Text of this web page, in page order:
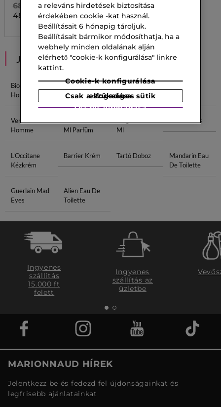
68 900,00 Ft
48 230,00 Ft
JAVASOLT NEKED
Biotherm
Homme
L'Homme
Idéal
Issey Miyake
Pour Homme
Versace Eros
Homme
Ml Parfüm
Ml
Shiseido BB
L'Occitane
Kézkrém
Barrier Krém Tartó Doboz
Mandarin Eau
De Toilette
Guerlain Mad
Eyes
Alien Eau De
Toilette
Ingyenes
szállítás
15.000 ft
felett
Ingyenes
szállítás az
üzletbe
MARIONNAUD HÍREK
Jelentkezz be és fedezd fel újdonságainkat és
legfrisebb ajánlatainkat
a releváns hirdetések biztosítása
érdekében cookie -kat használ.
Beállításait 6 hónapig tároljuk.
Beállításait bármikor módosíthatja, ha a
webhely minden oldalának alján
elérhető "cookie-k konfigurálása" linkre
kattint.
Cookie-k konfigurálása
Csak a szükséges sütik elfogadása
Összes elfogadása